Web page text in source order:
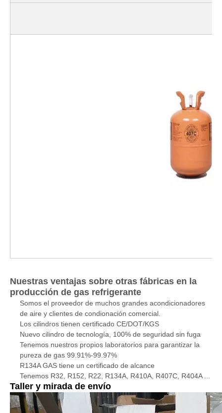
Nuestras ventajas sobre otras fábricas en la
producción de gas refrigerante
Somos el proveedor de muchos grandes acondicionadores
de aire y clientes de condionación comercial.
Los cilindros tienen certificado CE/DOT/KGS
Nuevo cilindro de tecnología, 100% de seguridad sin fuga
Tenemos nuestros propios laboratorios para garantizar la
pureza de gas 99.91%-99.97%
R134A GAS tiene un certificado de alcance
Tenemos R32, R152, R22, R134A, R410A, R407C, R404A ...
Taller y mirada de envío